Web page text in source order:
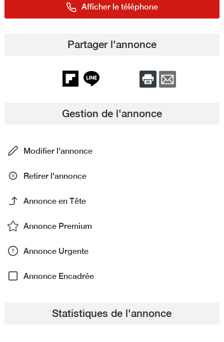
Afficher le téléphone
Partager l'annonce
Gestion de l'annonce
Modifier l'annonce
Retirer l'annonce
Annonce en Tête
Annonce Premium
Annonce Urgente
Annonce Encadrée
Statistiques de l'annonce